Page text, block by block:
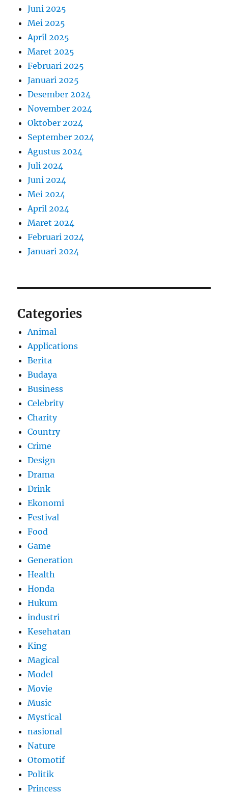
Juni 2025
Mei 2025
April 2025
Maret 2025
Februari 2025
Januari 2025
Desember 2024
November 2024
Oktober 2024
September 2024
Agustus 2024
Juli 2024
Juni 2024
Mei 2024
April 2024
Maret 2024
Februari 2024
Januari 2024
Categories
Animal
Applications
Berita
Budaya
Business
Celebrity
Charity
Country
Crime
Design
Drama
Drink
Ekonomi
Festival
Food
Game
Generation
Health
Honda
Hukum
industri
Kesehatan
King
Magical
Model
Movie
Music
Mystical
nasional
Nature
Otomotif
Politik
Princess